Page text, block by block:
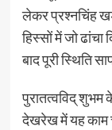
लेकर प्रश्नचिंह खड़े
हिस्सों में जो
बाद पूरी स्थिति
पुरातत्वविद् शुभम
देखरेख में यह काम